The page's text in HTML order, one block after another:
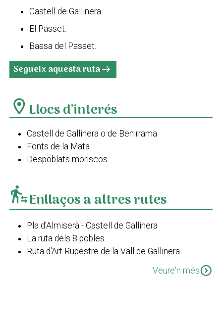
Castell de Gallinera.
El Passet.
Bassa del Passet.
Segueix aquesta rutaarrow_right_alt
location_on Llocs d'interés
Castell de Gallinera o de Benirrama
Fonts de la Mata
Despoblats moriscos
transfer_within_a_stationEnllaços a altres rutes
Pla d'Almiserà - Castell de Gallinera
La ruta dels 8 pobles
Ruta d'Art Rupestre de la Vall de Gallinera
Veure'n mésexpand_circle_down